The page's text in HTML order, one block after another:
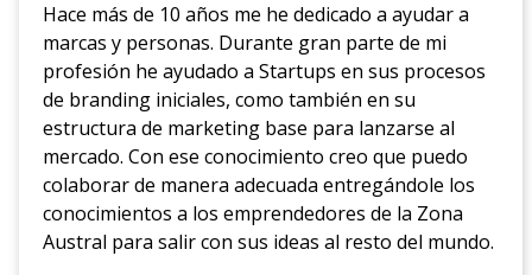
Hace más de 10 años me he dedicado a ayudar a
marcas y personas. Durante gran parte de mi
profesión he ayudado a Startups en sus procesos
de branding iniciales, como también en su
estructura de marketing base para lanzarse al
mercado. Con ese conocimiento creo que puedo
colaborar de manera adecuada entregándole los
conocimientos a los emprendedores de la Zona
Austral para salir con sus ideas al resto del mundo.